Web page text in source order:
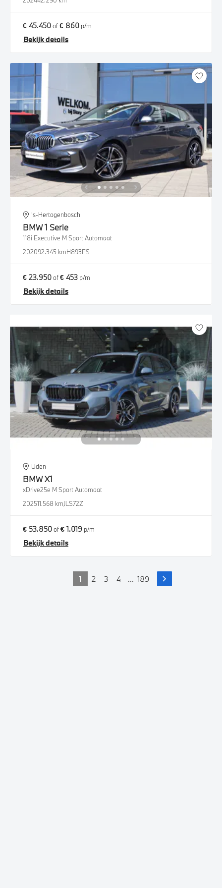
€ 45.450of€ 860 p/m
Bekijk details
's-Hertogenbosch
BMW1 Serie
118i Executive M Sport Automaat
202092.345 kmH893FS
€ 23.950of€ 453 p/m
Bekijk details
Uden
BMWX1
xDrive25e M Sport Automaat
202511.568 kmJLS72Z
€ 53.850of€ 1.019 p/m
Bekijk details
1 2 3 4 ... 189